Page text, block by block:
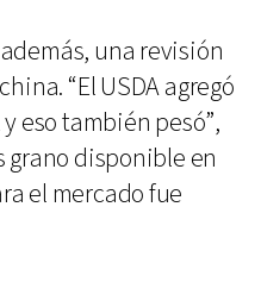
una revisión
“El USDA agregó
eso también pesó”,
grano disponible en
el mercado fue